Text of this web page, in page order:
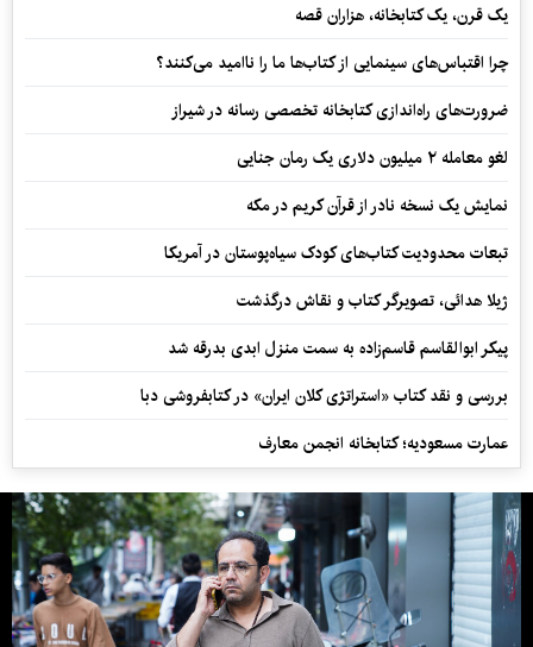
یک قرن، یک کتابخانه، هزاران قصه
چرا اقتباس‌های سینمایی از کتاب‌ها ما را ناامید می‌کنند؟
ضرورت‌های راه‌اندازی کتابخانه تخصصی رسانه در شیراز
لغو معامله ۲ میلیون دلاری یک رمان جنایی
نمایش یک نسخه نادر از قرآن کریم در مکه
تبعات محدودیت کتاب‌های کودک سیاه‌پوستان در آمریکا
ژیلا هدائی، تصویرگر کتاب و نقاش درگذشت
پیکر ابوالقاسم قاسم‌زاده به سمت منزل ابدی بدرقه شد
بررسی و نقد کتاب «استراتژی کلان ایران» در کتابفروشی دبا
عمارت مسعودیه؛ کتابخانه انجمن معارف